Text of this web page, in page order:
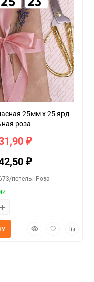
25мм х 25 ярд
роза
₽
₽
пепельнРоза
БыстрыйДобавитьДобавить